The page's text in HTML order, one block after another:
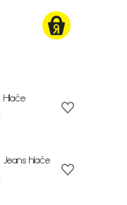
Hlače
Jeans hlače